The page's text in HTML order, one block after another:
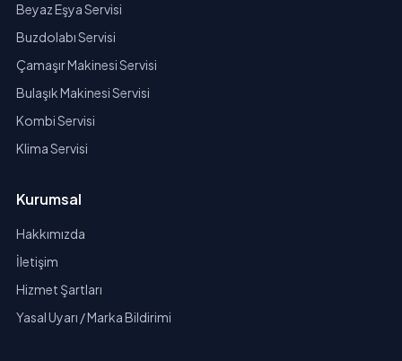
Beyaz Eşya Servisi
Buzdolabı Servisi
Çamaşır Makinesi Servisi
Bulaşık Makinesi Servisi
Kombi Servisi
Klima Servisi
Kurumsal
Hakkımızda
İletişim
Hizmet Şartları
Yasal Uyarı / Marka Bildirimi